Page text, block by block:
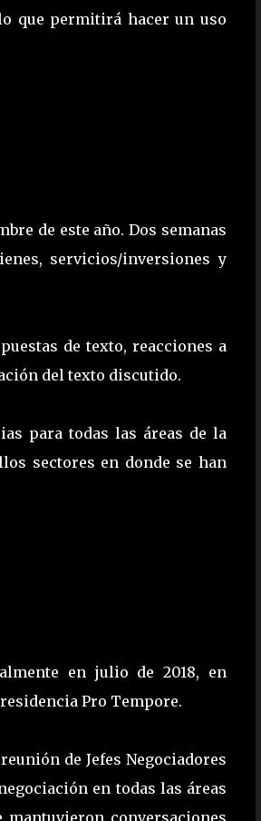
que permitirá hacer un uso
de este año. Dos semanas
servicios/inversiones y
de texto, reacciones a
del texto discutido.
para todas las áreas de la
sectores en donde se han
en julio de 2018, en
Pro Tempore.
de Jefes Negociadores
en todas las áreas